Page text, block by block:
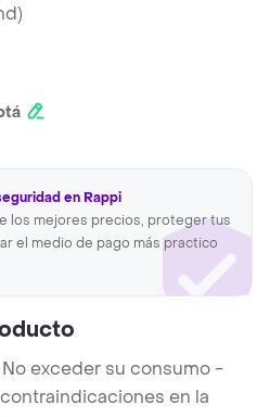
)
en Rappi
los mejores precios, proteger tus
el medio de pago más practico
exceder su consumo -
en la